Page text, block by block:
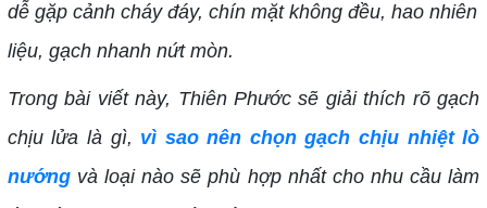
dễ gặp cảnh cháy đáy, chín mặt không đều, hao nhiên
liệu, gạch nhanh nứt mòn.
Trong bài viết này, Thiên Phước sẽ giải thích rõ gạch
chịu lửa là gì, vì sao nên chọn gạch chịu nhiệt lò
nướng và loại nào sẽ phù hợp nhất cho nhu cầu làm